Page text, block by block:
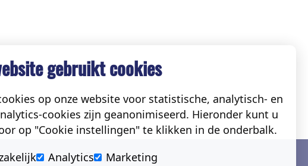
Social
gebruikt cookies
op onze website voor statistische, analytisch- en
cookies zijn geanonimiseerd. Hieronder kunt u
op "Cookie instellingen" te klikken in de onderbalk.
Analytics Marketing